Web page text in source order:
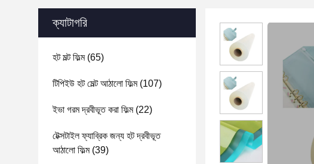
ক্যাটাগরি
হট মল্ট ফিল্ম(65)
টিপিইউ হট মেল্ট আঠালো ফিল্ম(107)
ইভা গরম দ্রবীভূত করা ফিল্ম(22)
টেক্সটাইল ফ্যাব্রিক জন্য হট দ্রবীভূত
আঠালো ফিল্ম(39)